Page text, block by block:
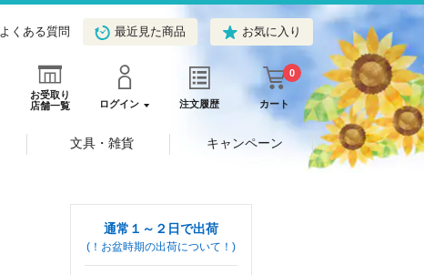
よくある質問 最近見た商品 お気に入り
お受取り
店舗一覧
ログイン 注文履歴 カート
0
文具・雑貨 キャンペーン
通常１～２日で出荷
(！お盆時期の出荷について！)